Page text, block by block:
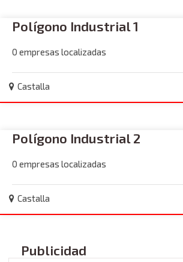
Polígono Industrial 1
0 empresas localizadas
Castalla
Polígono Industrial 2
0 empresas localizadas
Castalla
Publicidad